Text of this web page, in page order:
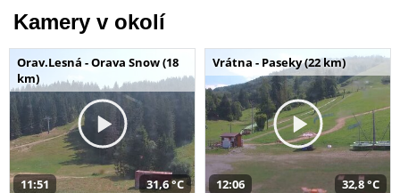
Kamery v okolí
Orav.Lesná - Orava Snow (18
km)
11:51 31,6 °C
Vrátna - Paseky (22 km)
12:06 32,8 °C